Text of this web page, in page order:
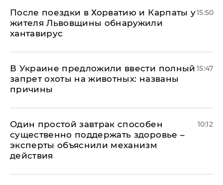
После поездки в Хорватию и Карпаты у
жителя Львовщины обнаружили
хантавирус
15:50
В Украине предложили ввести полный
запрет охоты на животных: названы
причины
15:47
Один простой завтрак способен
существенно поддержать здоровье –
эксперты объяснили механизм
действия
10:12